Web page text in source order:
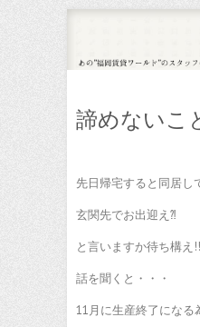
諦めないこ
先日帰宅すると同居し
玄関先でお出迎え⁈
と言いますか待ち構え
話を聞くと・・・
11月に生産終了になる